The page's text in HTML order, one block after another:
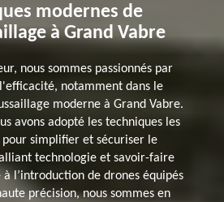
modernes de
à Grand Vabre
nous sommes passionnés par
notamment dans le
moderne à Grand Vabre.
avons adopté les techniques les
pour simplifier et sécuriser le
technologie et savoir-faire
l’introduction de drones équipés
précision, nous sommes en